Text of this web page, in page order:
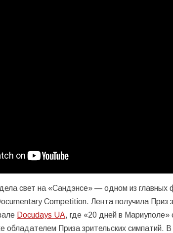
свет на «Сандэнсе» — одном из главных
Competition. Лента получила Приз
Docudays UA, где «20 дней в
обладателем Приза зрительских симпатий.